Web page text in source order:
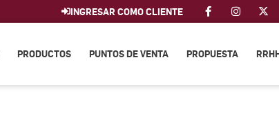
INGRESAR COMO CLIENTE
PRODUCTOS PUNTOS DE VENTA PROPUESTA